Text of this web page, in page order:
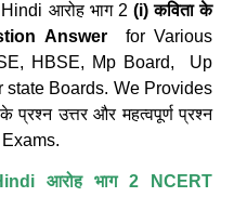
आरोह भाग 2 (i) कविता के
Answerfor Various
HBSE, Mp Board, Up
state Boards. We Provides
उत्तर और महत्वपूर्ण प्रश्न
आरोह भाग 2 NCERT